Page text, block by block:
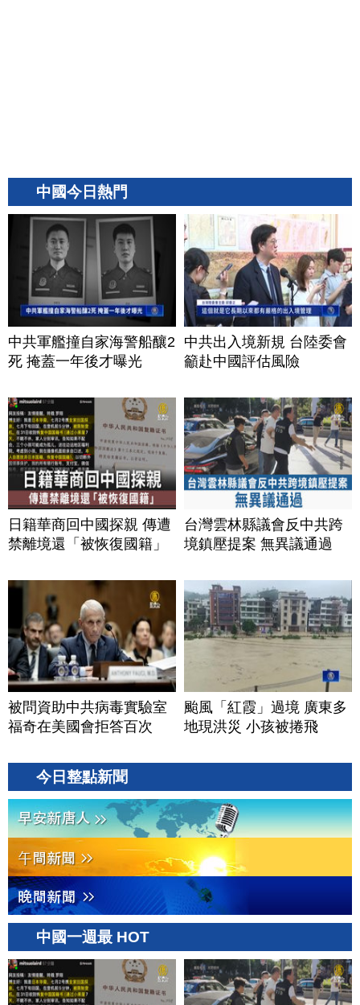
中國今日熱門
中共軍艦撞自家海警船釀2
死 掩蓋一年後才曝光
中共出入境新規 台陸委會
籲赴中國評估風險
日籍華商回中國探親 傳遭
禁離境還「被恢復國籍」
台灣雲林縣議會反中共跨
境鎮壓提案 無異議通過
被問資助中共病毒實驗室
福奇在美國會拒答百次
颱風「紅霞」過境 廣東多
地現洪災 小孩被捲飛
今日整點新聞
中國一週最 HOT